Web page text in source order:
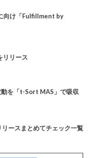
向け「Fulfillment by
リリース
を「t-Sort MAS」で吸収
リースまとめてチェック一覧